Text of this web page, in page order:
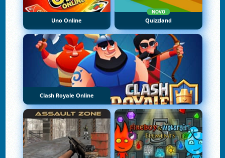
Uno Online
NOVO
Quizzland
Clash Royale Online